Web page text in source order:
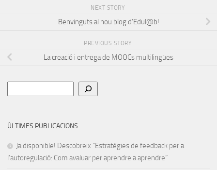
NEXT STORY
Benvinguts al nou blog d’Edul@b!
PREVIOUS STORY
La creació i entrega de MOOCs multilingües
ÚLTIMES PUBLICACIONS
Ja disponible! Descobreix “Estratègies de feedback per a
l’autoregulació: Com avaluar per aprendre a aprendre”